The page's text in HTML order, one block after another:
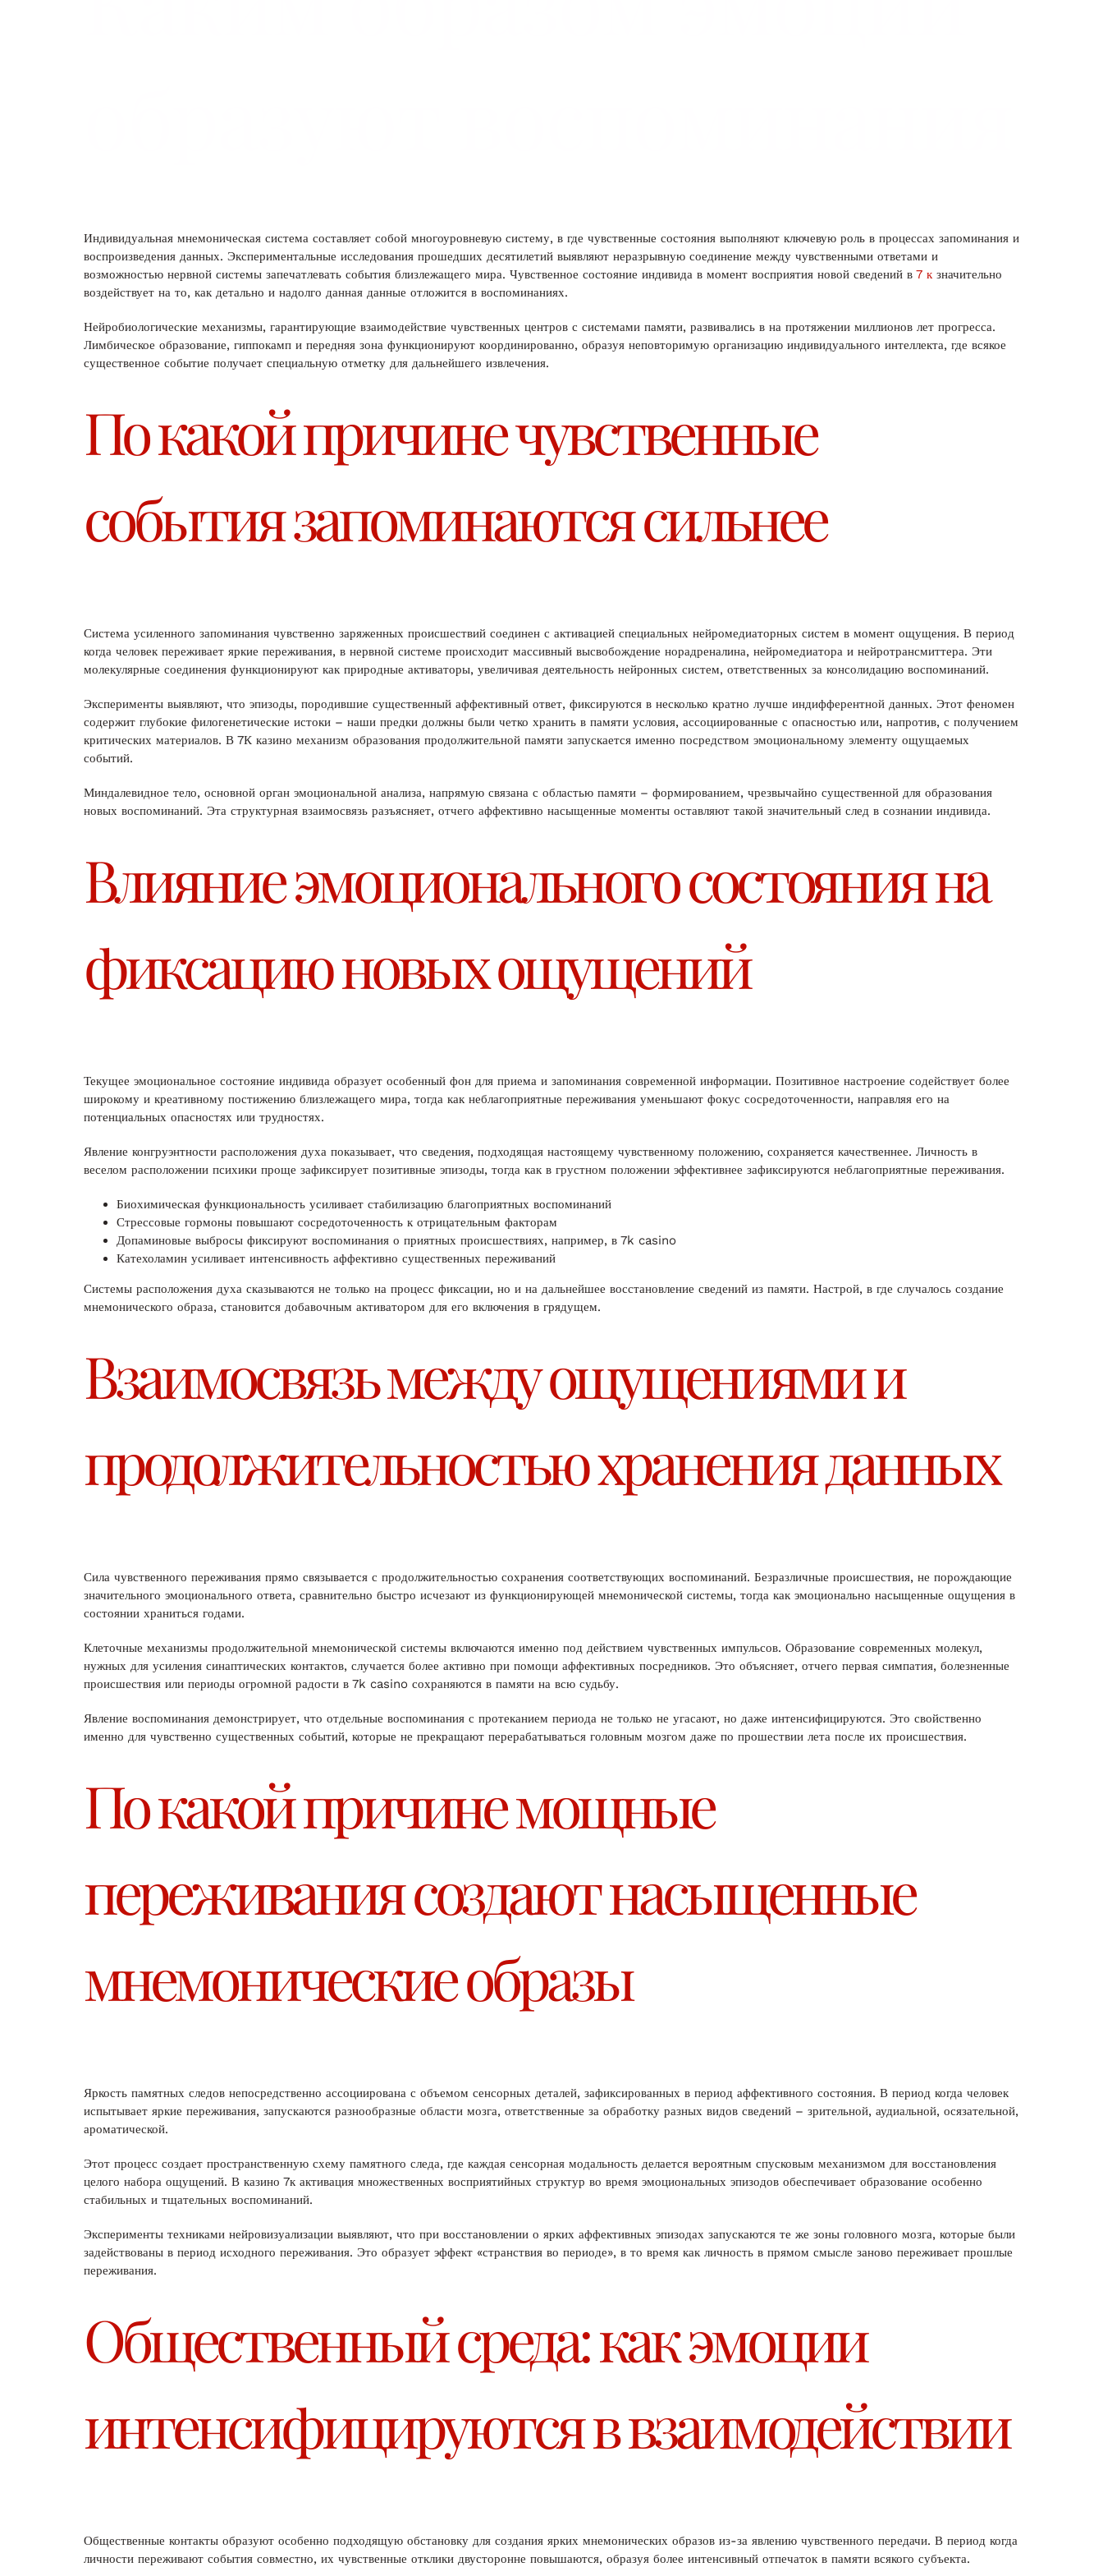
Индивидуальная мнемоническая система составляет собой многоуровневую систему, в где чувственные состояния выполняют ключевую роль в процессах запоминания и
воспроизведения данных. Экспериментальные исследования прошедших десятилетий выявляют неразрывную соединение между чувственными ответами и
возможностью нервной системы запечатлевать события близлежащего мира. Чувственное состояние индивида в момент восприятия новой сведений в 7 кзначительно
воздействует на то, как детально и надолго данная данные отложится в воспоминаниях.
Нейробиологические механизмы, гарантирующие взаимодействие чувственных центров с системами памяти, развивались в на протяжении миллионов лет прогресса.
Лимбическое образование, гиппокамп и передняя зона функционируют координированно, образуя неповторимую организацию индивидуального интеллекта, где всякое
существенное событие получает специальную отметку для дальнейшего извлечения.
По какой причине чувственные
события запоминаются сильнее
Система усиленного запоминания чувственно заряженных происшествий соединен с активацией специальных нейромедиаторных систем в момент ощущения. В период
когда человек переживает яркие переживания, в нервной системе происходит массивный высвобождение норадреналина, нейромедиатора и нейротрансмиттера. Эти
молекулярные соединения функционируют как природные активаторы, увеличивая деятельность нейронных систем, ответственных за консолидацию воспоминаний.
Эксперименты выявляют, что эпизоды, породившие существенный аффективный ответ, фиксируются в несколько кратно лучше индифферентной данных. Этот феномен
содержит глубокие филогенетические истоки – наши предки должны были четко хранить в памяти условия, ассоциированные с опасностью или, напротив, с получением
критических материалов. В 7К казино механизм образования продолжительной памяти запускается именно посредством эмоциональному элементу ощущаемых
событий.
Миндалевидное тело, основной орган эмоциональной анализа, напрямую связана с областью памяти – формированием, чрезвычайно существенной для образования
новых воспоминаний. Эта структурная взаимосвязь разъясняет, отчего аффективно насыщенные моменты оставляют такой значительный след в сознании индивида.
Влияние эмоционального состояния на
фиксацию новых ощущений
Текущее эмоциональное состояние индивида образует особенный фон для приема и запоминания современной информации. Позитивное настроение содействует более
широкому и креативному постижению близлежащего мира, тогда как неблагоприятные переживания уменьшают фокус сосредоточенности, направляя его на
потенциальных опасностях или трудностях.
Явление конгруэнтности расположения духа показывает, что сведения, подходящая настоящему чувственному положению, сохраняется качественнее. Личность в
веселом расположении психики проще зафиксирует позитивные эпизоды, тогда как в грустном положении эффективнее зафиксируются неблагоприятные переживания.
Биохимическая функциональность усиливает стабилизацию благоприятных воспоминаний
Стрессовые гормоны повышают сосредоточенность к отрицательным факторам
Допаминовые выбросы фиксируют воспоминания о приятных происшествиях, например, в 7k casino
Катехоламин усиливает интенсивность аффективно существенных переживаний
Системы расположения духа сказываются не только на процесс фиксации, но и на дальнейшее восстановление сведений из памяти. Настрой, в где случалось создание
мнемонического образа, становится добавочным активатором для его включения в грядущем.
Взаимосвязь между ощущениями и
продолжительностью хранения данных
Сила чувственного переживания прямо связывается с продолжительностью сохранения соответствующих воспоминаний. Безразличные происшествия, не порождающие
значительного эмоционального ответа, сравнительно быстро исчезают из функционирующей мнемонической системы, тогда как эмоционально насыщенные ощущения в
состоянии храниться годами.
Клеточные механизмы продолжительной мнемонической системы включаются именно под действием чувственных импульсов. Образование современных молекул,
нужных для усиления синаптических контактов, случается более активно при помощи аффективных посредников. Это объясняет, отчего первая симпатия, болезненные
происшествия или периоды огромной радости в 7k casino сохраняются в памяти на всю судьбу.
Явление воспоминания демонстрирует, что отдельные воспоминания с протеканием периода не только не угасают, но даже интенсифицируются. Это свойственно
именно для чувственно существенных событий, которые не прекращают перерабатываться головным мозгом даже по прошествии лета после их происшествия.
По какой причине мощные
переживания создают насыщенные
мнемонические образы
Яркость памятных следов непосредственно ассоциирована с объемом сенсорных деталей, зафиксированных в период аффективного состояния. В период когда человек
испытывает яркие переживания, запускаются разнообразные области мозга, ответственные за обработку разных видов сведений – зрительной, аудиальной, осязательной,
ароматической.
Этот процесс создает пространственную схему памятного следа, где каждая сенсорная модальность делается вероятным спусковым механизмом для восстановления
целого набора ощущений. В казино 7к активация множественных восприятийных структур во время эмоциональных эпизодов обеспечивает образование особенно
стабильных и тщательных воспоминаний.
Эксперименты техниками нейровизуализации выявляют, что при восстановлении о ярких аффективных эпизодах запускаются те же зоны головного мозга, которые были
задействованы в период исходного переживания. Это образует эффект «странствия во периоде», в то время как личность в прямом смысле заново переживает прошлые
переживания.
Общественный среда: как эмоции
интенсифицируются в взаимодействии
Общественные контакты образуют особенно подходящую обстановку для создания ярких мнемонических образов из-за явлению чувственного передачи. В период когда
личности переживают события совместно, их чувственные отклики двусторонне повышаются, образуя более интенсивный отпечаток в памяти всякого субъекта.